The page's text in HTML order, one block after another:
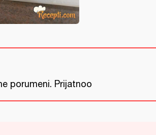
porumeni. Prijatnoo